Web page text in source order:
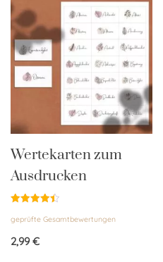
Wertekarten zum
Ausdrucken
mit
von 5
geprüfte Gesamtbewertungen
2,99€